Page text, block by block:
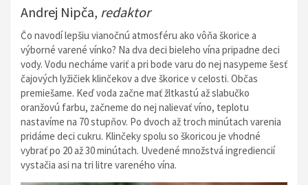
Andrej Nipča, redaktor
Čo navodí lepšiu vianočnú atmosféru ako vôňa škorice a
výborné varené vínko? Na dva deci bieleho vína pripadne deci
vody. Vodu necháme variť a pri bode varu do nej nasypeme šesť
čajových lyžičiek klinčekov a dve škorice v celosti. Občas
premiešame. Keď voda začne mať žltkastú až slabučko
oranžovú farbu, začneme do nej nalievať víno, teplotu
nastavíme na 70 stupňov. Po dvoch až troch minútach varenia
pridáme deci cukru. Klinčeky spolu so škoricou je vhodné
vybrať po 20 až 30 minútach. Uvedené množstvá ingrediencií
vystačia asi na tri litre vareného vína.